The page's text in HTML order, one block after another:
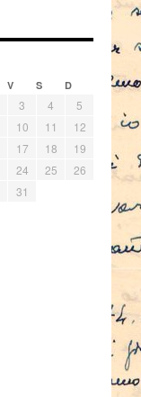
V S D
3 4
5
10 11
12
17 18
19
24 25
26
31